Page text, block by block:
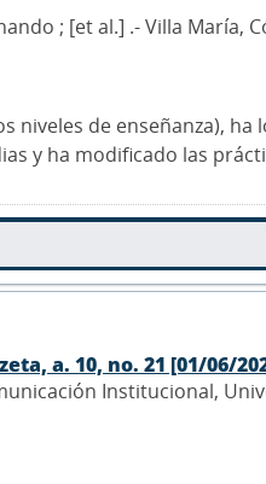
; [et al.] .- Villa María,
niveles de enseñanza),
y ha modificado las
a. 10, no. 21 [01/06/
Institucional,